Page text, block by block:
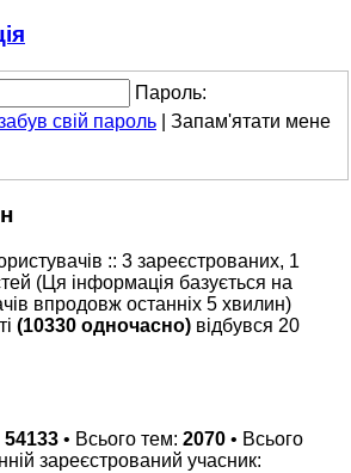
Пароль:
свій пароль
Запам'ятати мене
:: 3 зареєстрованих, 1
(Ця інформація базується на
впродовж останніх 5 хвилин)
(10330 одночасно) відбувся 20
54133 • Всього тем: 2070 • Всього
зареєстрований учасник: